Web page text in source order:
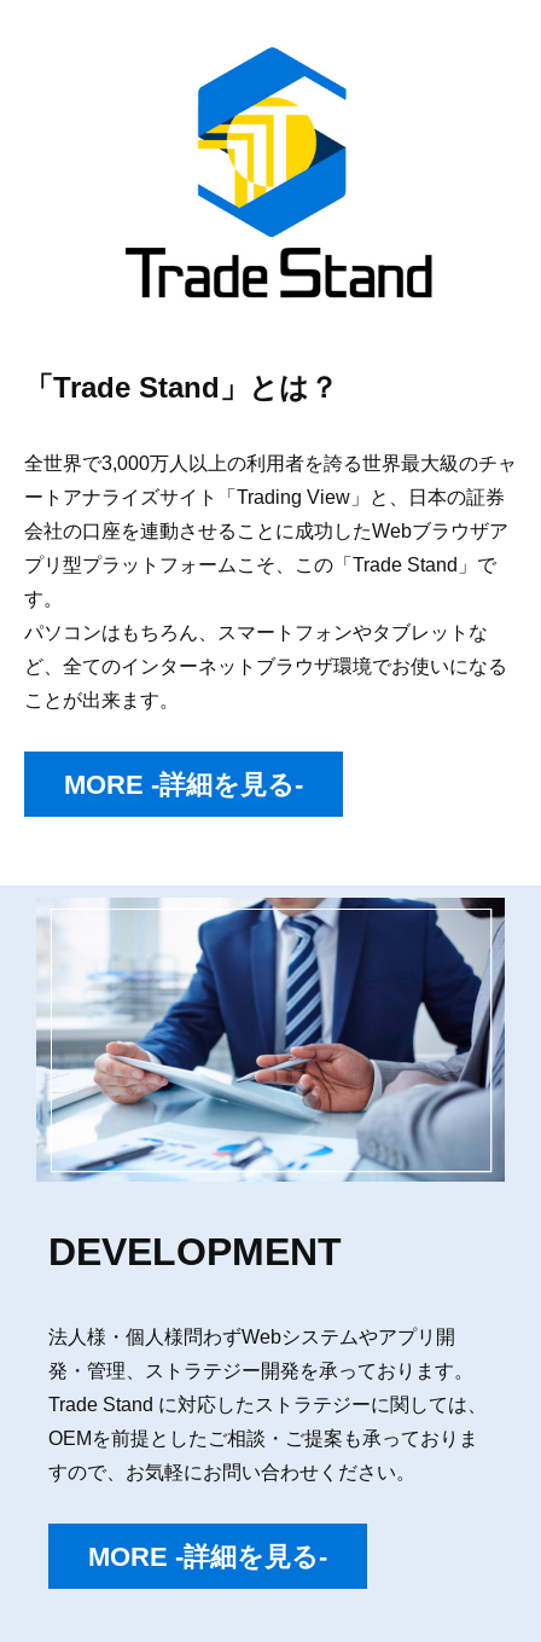
「Trade Stand」とは？
全世界で3,000万人以上の利用者を誇る世界最大級のチャ
ートアナライズサイト「Trading View」と、日本の証券
会社の口座を連動させることに成功したWebブラウザア
プリ型プラットフォームこそ、この「Trade Stand」で
す。
パソコンはもちろん、スマートフォンやタブレットな
ど、全てのインターネットブラウザ環境でお使いになる
ことが出来ます。
MORE -詳細を見る-
DEVELOPMENT
法人様・個人様問わずWebシステムやアプリ開
発・管理、ストラテジー開発を承っております。
Trade Stand に対応したストラテジーに関しては、
OEMを前提としたご相談・ご提案も承っておりま
すので、お気軽にお問い合わせください。
MORE -詳細を見る-